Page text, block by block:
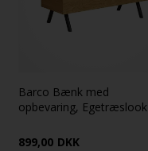
Barco Bænk med
opbevaring, Egetræslook
899,00 DKK